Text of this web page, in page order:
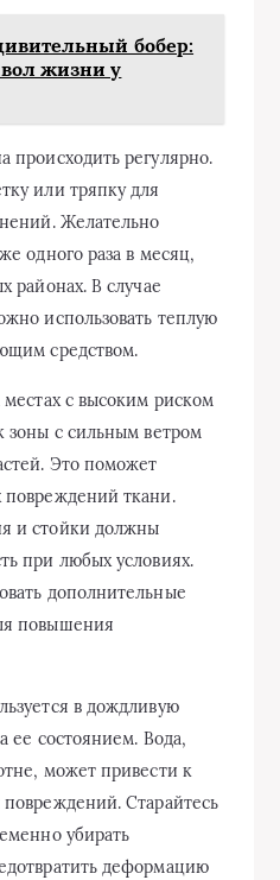
бобер:
жизни у
происходить регулярно.
или тряпку для
Желательно
одного раза в месяц,
районах. В случае
использовать теплую
средством.
местах с высоким риском
зоны с сильным ветром
Это поможет
повреждений ткани.
и стойки должны
при любых условиях.
дополнительные
повышения
в дождливую
ее состоянием. Вода,
может привести к
Старайтесь
убирать
деформацию